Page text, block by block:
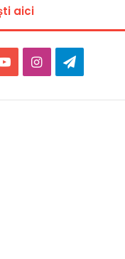
aici
YouTubeInstagramTelegram